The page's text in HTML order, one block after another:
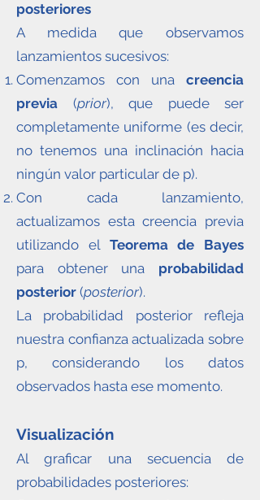
posteriores
A medida que observamos
lanzamientos sucesivos:
Comenzamos con una creencia
previa (prior), que puede ser
completamente uniforme (es decir,
no tenemos una inclinación hacia
ningún valor particular de p).
Con cada lanzamiento,
actualizamos esta creencia previa
utilizando el Teorema de Bayes
para obtener una probabilidad
posterior (posterior).
La probabilidad posterior refleja
nuestra confianza actualizada sobre
p, considerando los datos
observados hasta ese momento.
Visualización
Al graficar una secuencia de
probabilidades posteriores: